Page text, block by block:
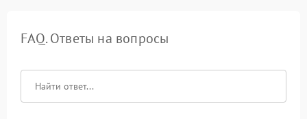
FAQ. Ответы на вопросы